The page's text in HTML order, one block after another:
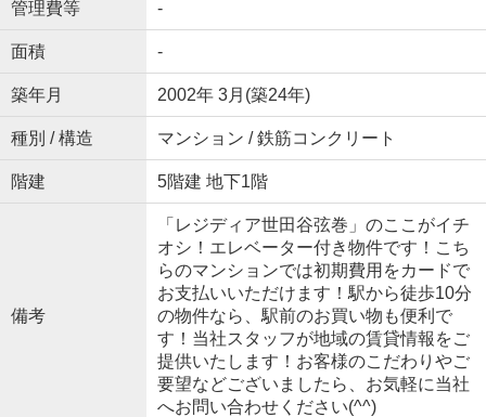
管理費等 -
面積 -
築年月 2002年 3月(築24年)
種別 / 構造 マンション / 鉄筋コンクリート
階建 5階建 地下1階
備考
「レジディア世田谷弦巻」のここがイチ
オシ！エレベーター付き物件です！こち
らのマンションでは初期費用をカードで
お支払いいただけます！駅から徒歩10分
の物件なら、駅前のお買い物も便利で
す！当社スタッフが地域の賃貸情報をご
提供いたします！お客様のこだわりやご
要望などございましたら、お気軽に当社
へお問い合わせください(^^)